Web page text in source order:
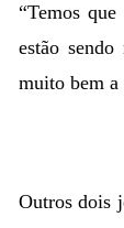
“Temos
estão
muito bem a
Outros dois